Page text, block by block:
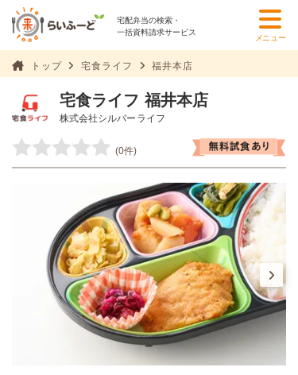
宅配弁当の検索・
一括資料請求サービス
メニュー
トップ 宅食ライフ 福井本店
宅食ライフ 福井本店
株式会社シルバーライフ
(0件)